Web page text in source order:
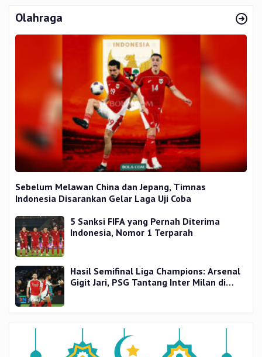
Olahraga
Sebelum Melawan China dan Jepang, Timnas
Indonesia Disarankan Gelar Laga Uji Coba
5 Sanksi FIFA yang Pernah Diterima
Indonesia, Nomor 1 Terparah
Hasil Semifinal Liga Champions: Arsenal
Gigit Jari, PSG Tantang Inter Milan di